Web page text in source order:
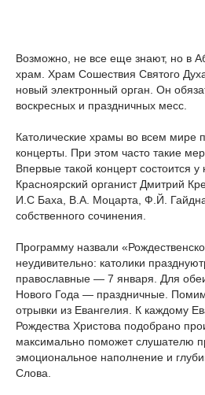
Возможно, не все еще знают, но в
храм. Храм Сошествия Святого
новый электронный орган. Он
воскресных и праздничных месс.
Католические храмы во всем мире
концерты. При этом часто такие
Впервые такой концерт состоится у
Красноярский органист Дмитрий
И.С Баха, В.А. Моцарта, Ф.Й.
собственного сочинения.
Программу назвали
неудивительно: католики
православные — 7 января. Для
Нового Года — праздничные.
отрывки из Евангелия. К каждому
Рождества Христова подобрано
максимально поможет слушателю
эмоциональное наполнение и
Слова.